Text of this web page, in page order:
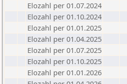
Elozahl per 01.07.2024
Elozahl per 01.10.2024
Elozahl per 01.01.2025
Elozahl per 01.04.2025
Elozahl per 01.07.2025
Elozahl per 01.10.2025
Elozahl per 01.01.2026